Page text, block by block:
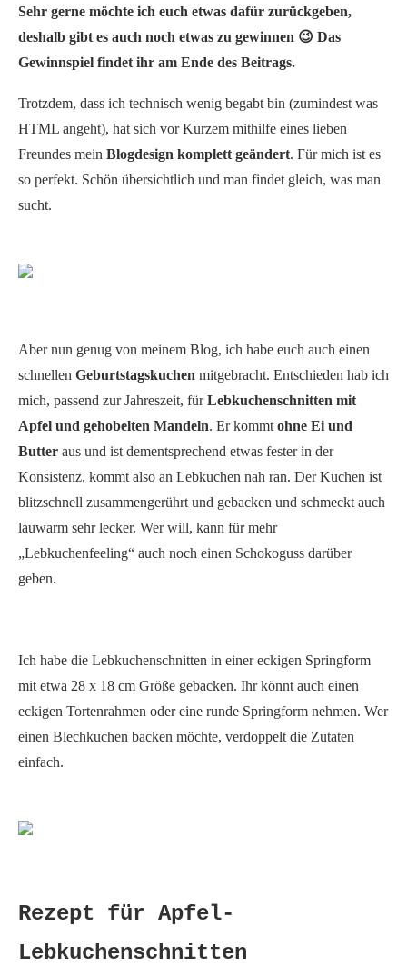
Sehr gerne möchte ich euch etwas dafür zurückgeben,
deshalb gibt es auch noch etwas zu gewinnen 😉 Das
Gewinnspiel findet ihr am Ende des Beitrags.
Trotzdem, dass ich technisch wenig begabt bin (zumindest was
HTML angeht), hat sich vor Kurzem mithilfe eines lieben
Freundes mein Blogdesign komplett geändert. Für mich ist es
so perfekt. Schön übersichtlich und man findet gleich, was man
sucht.
Aber nun genug von meinem Blog, ich habe euch auch einen
schnellen Geburtstagskuchen mitgebracht. Entschieden hab ich
mich, passend zur Jahreszeit, fürLebkuchenschnitten mit
Apfel und gehobelten Mandeln. Er kommt ohne Ei und
Butter aus und ist dementsprechend etwas fester in der
Konsistenz, kommt also an Lebkuchen nah ran. Der Kuchen ist
blitzschnell zusammengerührt und gebacken und schmeckt auch
lauwarm sehr lecker. Wer will, kann für mehr
„Lebkuchenfeeling“ auch noch einen Schokoguss darüber
geben.
Ich habe die Lebkuchenschnitten in einer eckigen Springform
mit etwa 28 x 18 cm Größe gebacken. Ihr könnt auch einen
eckigen Tortenrahmen oder eine runde Springform nehmen. Wer
einen Blechkuchen backen möchte, verdoppelt die Zutaten
einfach.
Rezept für Apfel-
Lebkuchenschnitten